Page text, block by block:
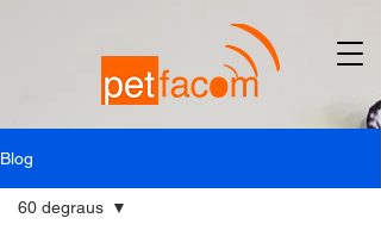
Blog
60 degraus